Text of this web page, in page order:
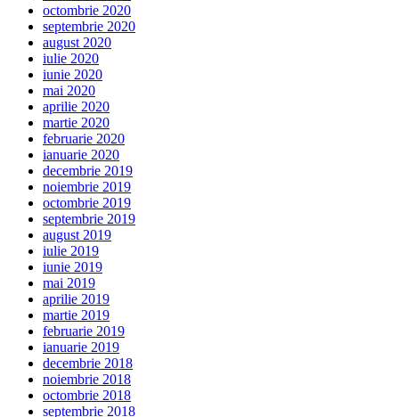
octombrie 2020
septembrie 2020
august 2020
iulie 2020
iunie 2020
mai 2020
aprilie 2020
martie 2020
februarie 2020
ianuarie 2020
decembrie 2019
noiembrie 2019
octombrie 2019
septembrie 2019
august 2019
iulie 2019
iunie 2019
mai 2019
aprilie 2019
martie 2019
februarie 2019
ianuarie 2019
decembrie 2018
noiembrie 2018
octombrie 2018
septembrie 2018